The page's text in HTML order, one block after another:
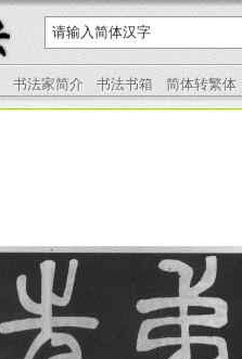
书法家简介 书法书箱 简体转繁体